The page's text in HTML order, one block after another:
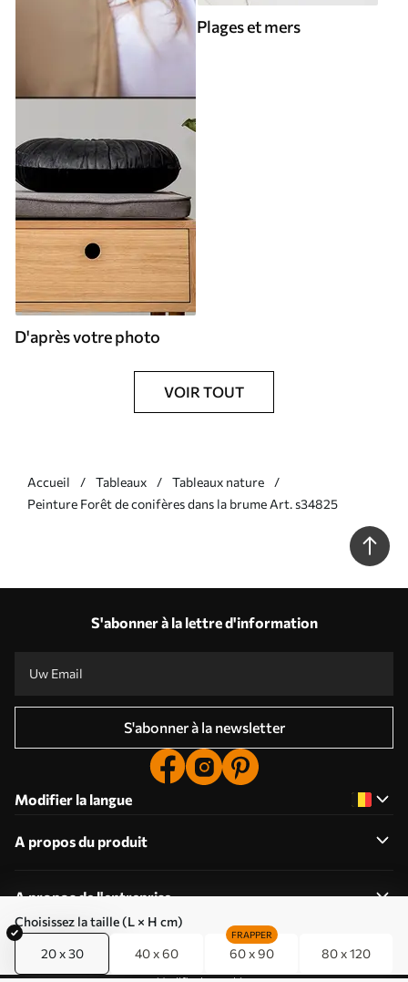
Choisissez la taille (L × H cm)
20 x 30 40 x 60 60 x 90
FRAPPER
80 x 120
D'après votre photo
Plages et mers
VOIR TOUT
Accueil Tableaux
Tableaux nature
Peinture Forêt de conifères dans la brume Art. s34825
S'abonner à la lettre d'information
S'abonner à la newsletter
Modifier la langue
A propos du produit
A propos de l'entreprise